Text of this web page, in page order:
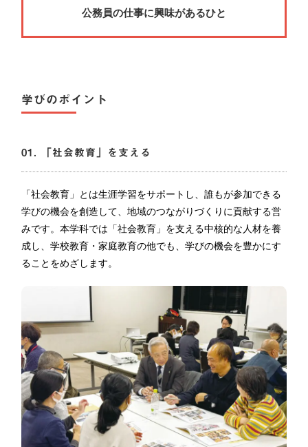
公務員の仕事に興味があるひと
学びのポイント
01. 「社会教育」を支える
「社会教育」とは生涯学習をサポートし、誰もが参加できる
学びの機会を創造して、地域のつながりづくりに貢献する営
みです。本学科では「社会教育」を支える中核的な人材を養
成し、学校教育・家庭教育の他でも、学びの機会を豊かにす
ることをめざします。